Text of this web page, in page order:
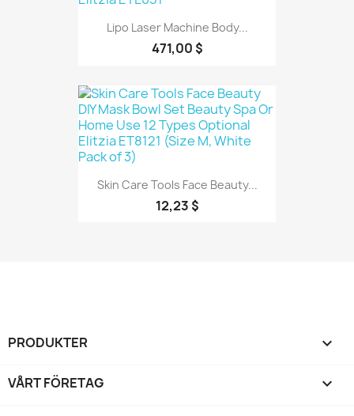
Lipo Laser Machine Body...
471,00 $
Skin Care Tools Face Beauty...
12,23 $
PRODUKTER 
VÅRT FÖRETAG 